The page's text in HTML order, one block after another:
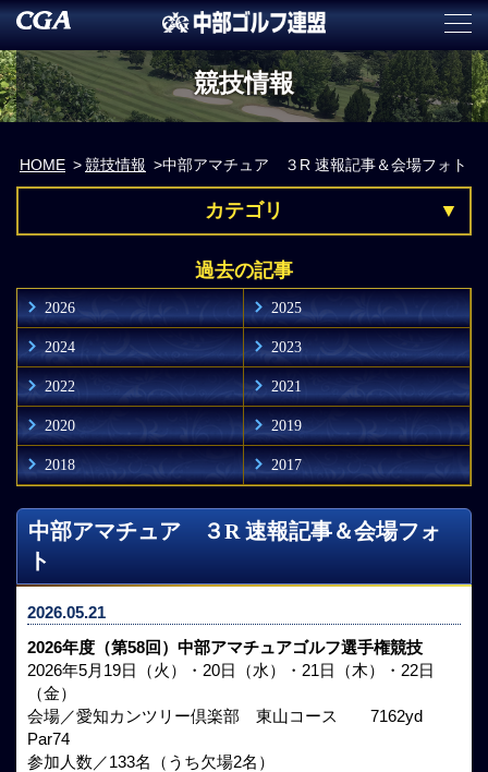
競技情報
HOME 競技情報 中部アマチュア ３R 速報記事＆会場フォト
カテゴリ
過去の記事
2026 2025
2024 2023
2022 2021
2020 2019
2018 2017
中部アマチュア ３R 速報記事＆会場フォ
ト
2026.05.21
2026年度（第58回）中部アマチュアゴルフ選手権競技
2026年5月19日（火）・20日（水）・21日（木）・22日
（金）
会場／愛知カンツリー倶楽部 東山コース 7162yd
Par74
参加人数／133名（うち欠場2名）